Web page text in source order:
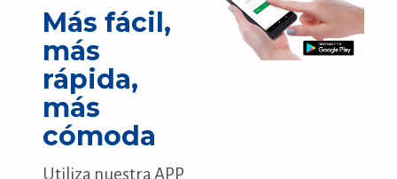
Más fácil,
más
rápida,
más
cómoda
Utiliza nuestra APP